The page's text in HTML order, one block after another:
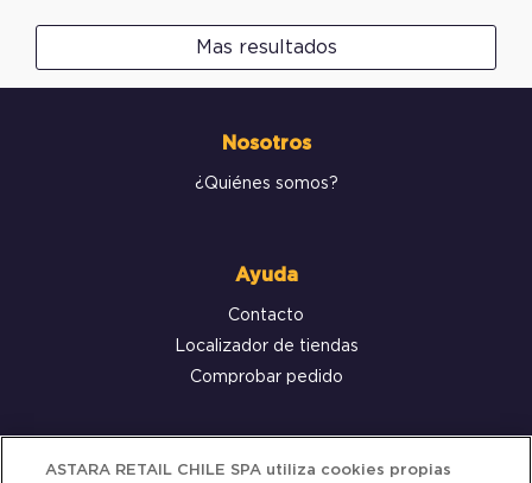
Mas resultados
Nosotros
¿Quiénes somos?
Ayuda
Contacto
Localizador de tiendas
Comprobar pedido
Servicio al cliente
ASTARA RETAIL CHILE SPA utiliza cookies propias